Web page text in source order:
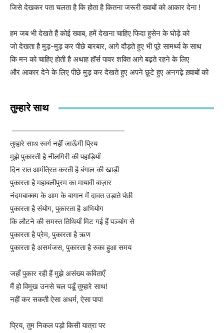
जिसे देखकर पता चलता है कि होता है कितना जरूरी ख्वाबों को आकार देना !
हम जब भी देखते हैं कोई ख्वाब, हमें देखना चाहिए फिदा हुसेन के घोड़े को
जो देखता है मुड़-मुड़ कर पीछे बारबार, आगे दौड़ते हुए भी पूरे सामर्थ्य के साथ
कि मन को चाहिए होती है अथाह हॉर्स पावर शक्ति आगे बढ़ते रहने के लिए
और आकार देने के लिए पीछे मुड़ कर देखते हुए अपने छूटे हुए अनगढ़े ख़्वाबों को
तुम्हारे साथ
———————————————
तुम्हारे साथ स्वर्ग नहीं जाऊँगी प्रिय
मुझे पुकारती है नीलगिरी की पहाड़ियाँ
दिन रात आमंत्रित करती है बंगाल की खाड़ी
पुकारता है महाबलीपुरम का मायावी बाज़ार
नंदमबाक्क्म के आम के बागान में दावत उड़ाते पंछी
पुकारता है संयोग, पुकारता है अभियोग
कि लौटने की समस्त तिथियाँ मिट गई हैं पञ्चांग से
पुकारता है प्रेम, पुकारता है ऋण
पुकारता है असमंजस, पुकारता है रुका हुआ समय
जहाँ पुकार रही हैं मुझे असंख्य कविताएँ
मैं हो विमुख उनसे चल पडूँ तुम्हारे साथ!
नहीं कर सकती ऐसा अधर्म, ऐसा पाप!
प्रिय, तुम निकल पड़ो किसी यात्रा पर